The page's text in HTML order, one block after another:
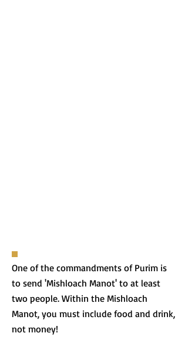
One of the commandments of Purim is
to send 'Mishloach Manot' to at least
two people. Within the Mishloach
Manot, you must include food and drink,
not money!